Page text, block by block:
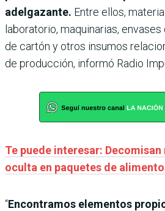
adelgazante. Entre ellos,
laboratorio, maquinarias,
de cartón y otros insumos
de producción, informó Radio
Te puede interesar:
oculta en paquetes de
“Encontramos elementos